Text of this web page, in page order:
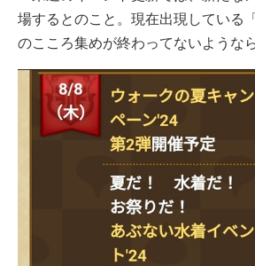
場するとのこと。現在出現している
のこころ集めが終わってないような